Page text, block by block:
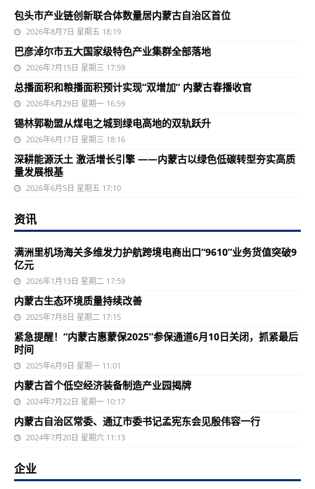
包头市产业链创新联合体数量居内蒙古自治区首位
2026年8月7日 星期五 18:19
巴彦淖尔市五大国家级特色产业集群全部落地
2026年7月15日 星期三 17:59
总播面积和粮播面积预计实现“双增加” 内蒙古春播收官
2026年6月29日 星期一 16:59
锡林郭勒盟从煤电之城到绿电高地的双轨跃升
2026年6月17日 星期三 18:16
深耕能源沃土 激活增长引擎 ——内蒙古以绿色低碳转型夯实高质
量发展根基
2026年6月5日 星期五 17:10
资讯
满洲里机场海关多维发力护航跨境电商出口“9610”业务货值突破9
亿元
2026年1月13日 星期二 17:59
内蒙古生态环境质量持续改善
2025年7月8日 星期二 17:15
紧急提醒！“内蒙古惠蒙保2025”参保通道6月10日关闭，抓紧最后
时间
2025年6月9日 星期一 11:01
内蒙古首个低空经济装备制造产业园揭牌
2024年7月22日 星期一 10:17
内蒙古自治区常委、通辽市委书记孟宪东会见殷伟容一行
2024年7月20日 星期六 11:13
企业